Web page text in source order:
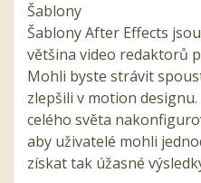
Šablony
ŠablonyAfter Effects
většina video redaktorů
Mohli byste strávit
zlepšili v motion
celého světa
aby uživatelé mohli
získat tak úžasné